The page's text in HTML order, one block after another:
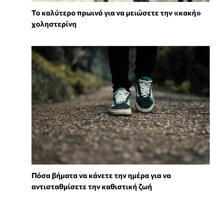
Το καλύτερο πρωινό για να μειώσετε την «κακή»
χοληστερίνη
Πόσα βήματα να κάνετε την ημέρα για να
αντισταθμίσετε την καθιστική ζωή